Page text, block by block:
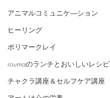
アニマルコミュニケ―ション
ヒーリング
ポリマークレイ
roumaのランチとおいしいレシピ
チャクラ講座＆セルフケア講座